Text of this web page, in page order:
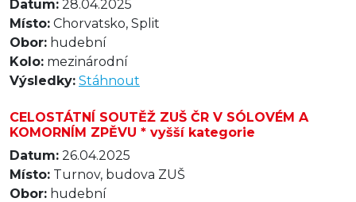
Datum: 28.04.2025
Místo: Chorvatsko, Split
Obor: hudební
Kolo: mezinárodní
Výsledky: Stáhnout
CELOSTÁTNÍ SOUTĚŽ ZUŠ ČR V SÓLOVÉM A
KOMORNÍM ZPĚVU * vyšší kategorie
Datum: 26.04.2025
Místo: Turnov, budova ZUŠ
Obor: hudební